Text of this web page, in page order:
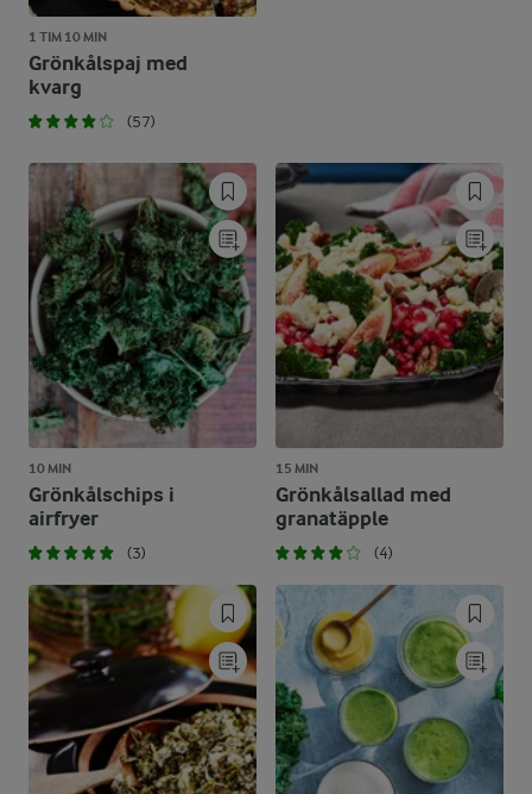
1 TIM 10 MIN
Grönkålspaj med
kvarg
(57)
10 MIN
Grönkålschips i
airfryer
(3)
15 MIN
Grönkålsallad med
granatäpple
(4)